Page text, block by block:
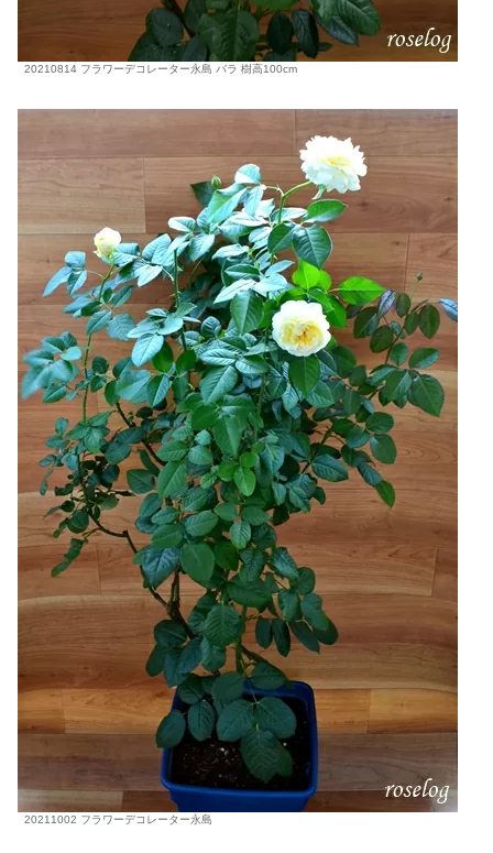
20210814 フラワーデコレーター永島 バラ 樹高100cm
20211002 フラワーデコレーター永島